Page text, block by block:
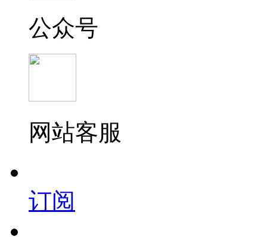
公众号
网站客服
订阅